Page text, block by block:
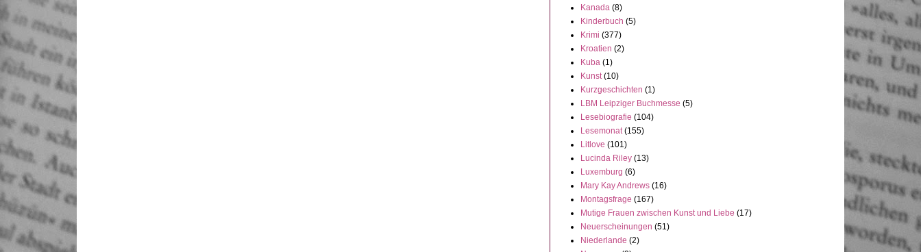
Kanada (8)
Kinderbuch (5)
Krimi (377)
Kroatien (2)
Kuba (1)
Kunst (10)
Kurzgeschichten (1)
LBM Leipziger Buchmesse (5)
Lesebiografie (104)
Lesemonat (155)
Litlove (101)
Lucinda Riley (13)
Luxemburg (6)
Mary Kay Andrews (16)
Montagsfrage (167)
Mutige Frauen zwischen Kunst und Liebe (17)
Neuerscheinungen (51)
Niederlande (2)